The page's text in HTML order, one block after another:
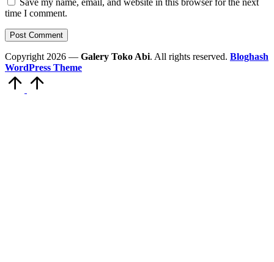
Save my name, email, and website in this browser for the next
time I comment.
Copyright 2026 — Galery Toko Abi. All rights reserved. Bloghash
WordPress Theme